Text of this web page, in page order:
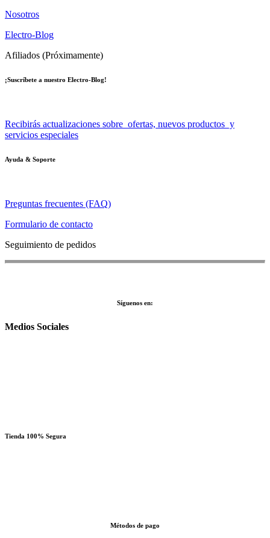
Nosotros
Electro-Blog
Afiliados (Próximamente)
¡Suscríbete a nuestro Electro-Blog!
Recibirás actualizaciones sobre ofertas, nuevos productos y
servicios especiales
Ayuda & Soporte
Preguntas frecuentes (FAQ)
Formulario de contacto
Seguimiento de pedidos
Síguenos en:
Medios Sociales
Tienda 100% Segura
Métodos de pago